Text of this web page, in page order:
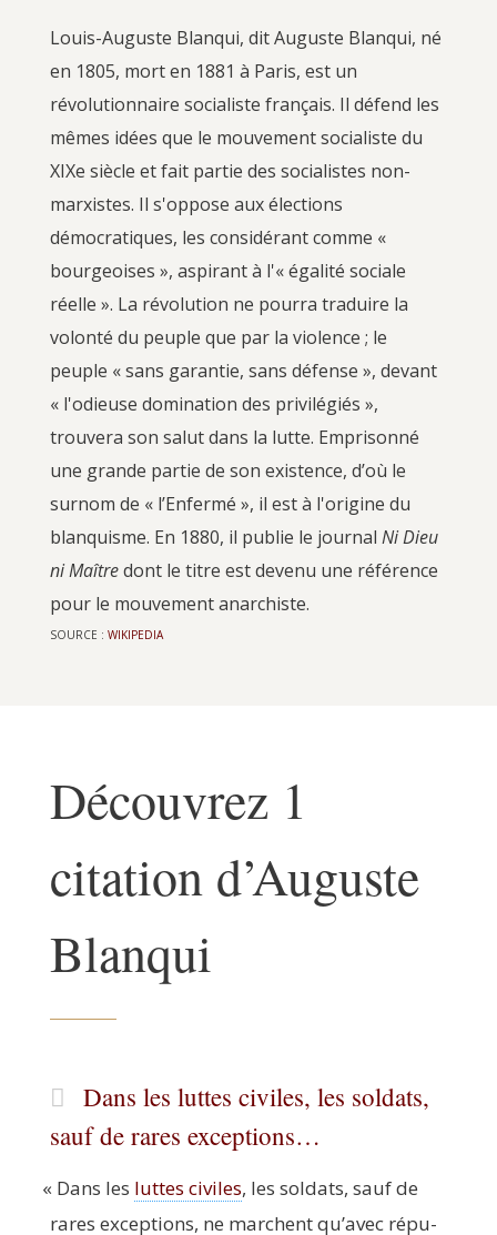
Louis-Auguste Blanqui, dit Auguste Blanqui, né
en 1805, mort en 1881 à Paris, est un
révolutionnaire socialiste français. Il défend les
mêmes idées que le mouvement socialiste du
XIXe siècle et fait partie des socialistes non-
marxistes. Il s'oppose aux élections
démocratiques, les considérant comme «
bourgeoises », aspirant à l'« égalité sociale
réelle ». La révolution ne pourra traduire la
volonté du peuple que par la violence ; le
peuple « sans garantie, sans défense », devant
« l'odieuse domination des privilégiés »,
trouvera son salut dans la lutte. Emprisonné
une grande partie de son existence, d’où le
surnom de « l’Enfermé », il est à l'origine du
blanquisme. En 1880, il publie le journal Ni Dieu
ni Maîtredont le titre est devenu une référence
pour le mouvement anarchiste.
SOURCE : WIKI­PE­DIA
Découvrez 1
citation d’Auguste
Blanqui
Dans les luttes civiles, les soldats,
sauf de rares exceptions…
« Dans les luttes civiles, les sol­dats, sauf de
rares excep­tions, ne marchent qu’avec répu­